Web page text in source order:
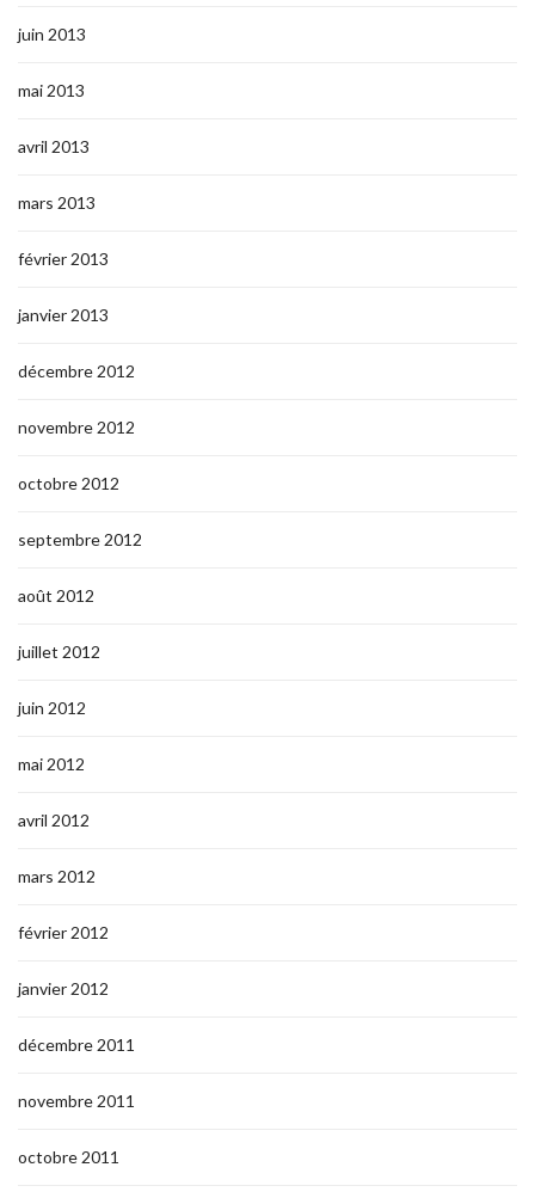
juin 2013
mai 2013
avril 2013
mars 2013
février 2013
janvier 2013
décembre 2012
novembre 2012
octobre 2012
septembre 2012
août 2012
juillet 2012
juin 2012
mai 2012
avril 2012
mars 2012
février 2012
janvier 2012
décembre 2011
novembre 2011
octobre 2011